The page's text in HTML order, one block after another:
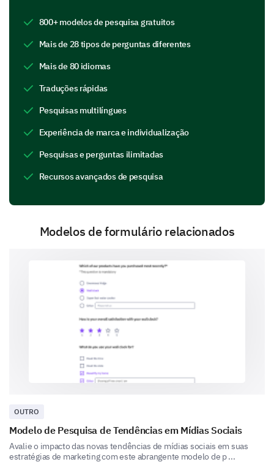
Which of the following brands do you recognize,
including ours? (Select all that apply)
Brand C
Our Brand
Perceptions of Our Brand Attributes
brand’s key attributes.
How do you perceive the following aspects of
Very Positive
Value for money
Innovation
Customer Service
800+ modelos de pesquisa gratuitos
Mais de 28 tipos de perguntas diferentes
Mais de 80 idiomas
Traduções rápidas
Pesquisas multilíngues
Experiência de marca e individualização
Pesquisas e perguntas ilimitadas
Recursos avançados de pesquisa
Modelos de formulário relacionados
OUTRO
Modelo de Pesquisa de Tendências em Mídias Sociais
Avalie o impacto das novas tendências de mídias sociais em suas
estratégias de marketing com este abrangente modelo de p ...